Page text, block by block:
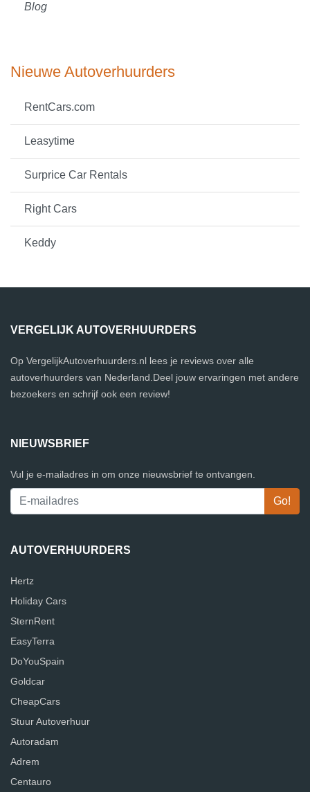
Blog
Nieuwe Autoverhuurders
RentCars.com
Leasytime
Surprice Car Rentals
Right Cars
Keddy
VERGELIJK AUTOVERHUURDERS
Op VergelijkAutoverhuurders.nl lees je reviews over alle
autoverhuurders van Nederland.Deel jouw ervaringen met andere
bezoekers en schrijf ook een review!
NIEUWSBRIEF
Vul je e-mailadres in om onze nieuwsbrief te ontvangen.
AUTOVERHUURDERS
Hertz
Holiday Cars
SternRent
EasyTerra
DoYouSpain
Goldcar
CheapCars
Stuur Autoverhuur
Autoradam
Adrem
Centauro